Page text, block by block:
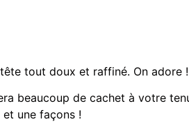
tout doux et raffiné. On adore !
beaucoup de cachet à votre
une façons !